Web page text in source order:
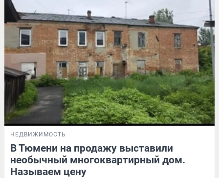
НЕДВИЖИМОСТЬ
В Тюмени на продажу выставили
необычный многоквартирный дом.
Называем цену